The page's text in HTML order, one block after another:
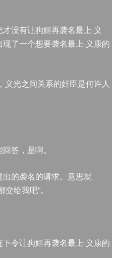
没有让驹姬再袭名最上·义
了一个想要袭名最上·义康的
义光之间关系的奸臣是何许人
答，是啊。
的袭名的请求。意思就
给我吧”。
令让驹姬再袭名最上·义康的